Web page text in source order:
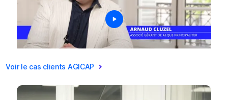
Voir le cas clients AGICAP